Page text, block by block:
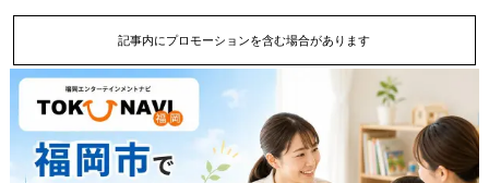
記事内にプロモーションを含む場合があります